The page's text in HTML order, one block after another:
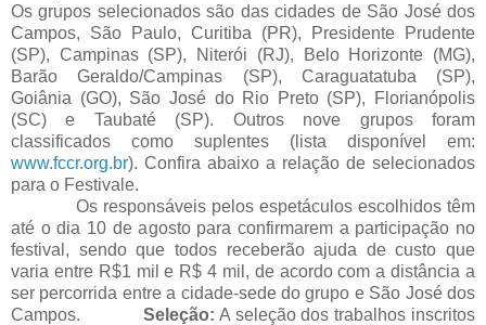
Os grupos selecionados são das cidades de São José dos
Campos, São Paulo, Curitiba (PR), Presidente Prudente
(SP), Campinas (SP), Niterói (RJ), Belo Horizonte (MG),
Barão Geraldo/Campinas (SP), Caraguatatuba (SP),
Goiânia (GO), São José do Rio Preto (SP), Florianópolis
(SC) e Taubaté (SP). Outros nove grupos foram
classificados como suplentes (lista disponível em:
www.fccr.org.br). Confira abaixo a relação de selecionados
para o Festivale.
Os responsáveis pelos espetáculos escolhidos têm
até o dia 10 de agosto para confirmarem a participação no
festival, sendo que todos receberão ajuda de custo que
varia entre R$1 mil e R$ 4 mil, de acordo com a distância a
ser percorrida entre a cidade-sede do grupo e São José dos
Campos. Seleção: A seleção dos trabalhos inscritos